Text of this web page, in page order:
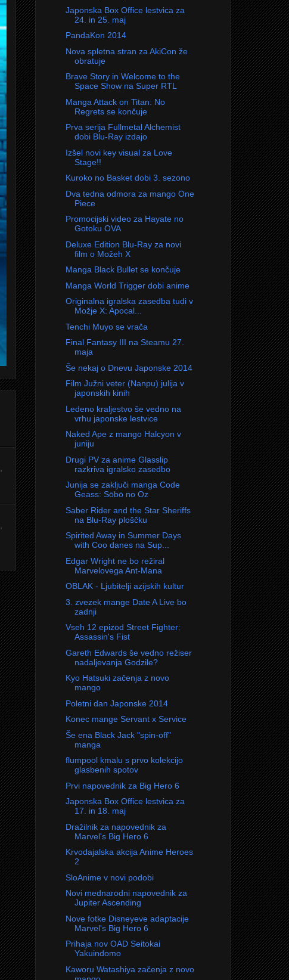
Japonska Box Office lestvica za
24. in 25. maj
PandaKon 2014
Nova spletna stran za AkiCon že
obratuje
Brave Story in Welcome to the
Space Show na Super RTL
Manga Attack on Titan: No
Regrets se končuje
Prva serija Fullmetal Alchemist
dobi Blu-Ray izdajo
Izšel novi key visual za Love
Stage!!
Kuroko no Basket dobi 3. sezono
Dva tedna odmora za mango One
Piece
Promocijski video za Hayate no
Gotoku OVA
Deluxe Edition Blu-Ray za novi
film o Možeh X
Manga Black Bullet se končuje
Manga World Trigger dobi anime
Originalna igralska zasedba tudi v
Možje X: Apocal...
Tenchi Muyo se vrača
Final Fantasy III na Steamu 27.
maja
Še nekaj o Dnevu Japonske 2014
Film Južni veter (Nanpu) julija v
japonskih kinih
Ledeno kraljestvo še vedno na
vrhu japonske lestvice
Naked Ape z mango Halcyon v
juniju
Drugi PV za anime Glasslip
razkriva igralsko zasedbo
Junija se zaključi manga Code
Geass: Sōbō no Oz
Saber Rider and the Star Sheriffs
na Blu-Ray ploščku
Spirited Away in Summer Days
with Coo danes na Sup...
Edgar Wright ne bo režiral
Marvelovega Ant-Mana
OBLAK - Ljubitelji azijskih kultur
3. zvezek mange Date A Live bo
zadnji
Vseh 12 epizod Street Fighter:
Assassin's Fist
Gareth Edwards še vedno režiser
nadaljevanja Godzile?
Kyo Hatsuki začenja z novo
mango
Poletni dan Japonske 2014
Konec mange Servant x Service
Še ena Black Jack "spin-off"
manga
flumpool kmalu s prvo kolekcijo
glasbenih spotov
Prvi napovednik za Big Hero 6
Japonska Box Office lestvica za
17. in 18. maj
Dražilnik za napovednik za
Marvel's Big Hero 6
Krvodajalska akcija Anime Heroes
2
SloAnime v novi podobi
Novi mednarodni napovednik za
Jupiter Ascending
Nove fotke Disneyeve adaptacije
Marvel's Big Hero 6
Prihaja nov OAD Seitokai
Yakuindomo
Kaworu Watashiya začenja z novo